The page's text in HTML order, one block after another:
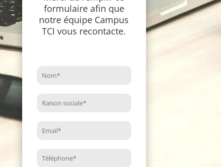
formulaire afin que
notre équipe Campus
TCI vous recontacte.